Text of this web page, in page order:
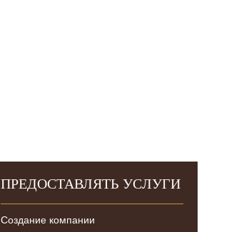
ПРЕДОСТАВЛЯТЬ УСЛУГИ
Создание компании